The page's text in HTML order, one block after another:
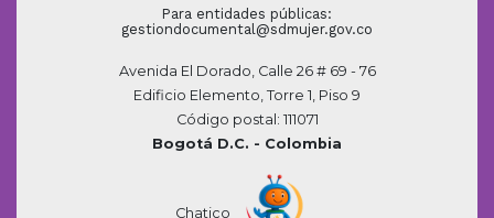
Para entidades públicas:
gestiondocumental@sdmujer.gov.co
Avenida El Dorado, Calle 26 # 69 - 76
Edificio Elemento, Torre 1, Piso 9
Código postal: 111071
Bogotá D.C. - Colombia
Chatico